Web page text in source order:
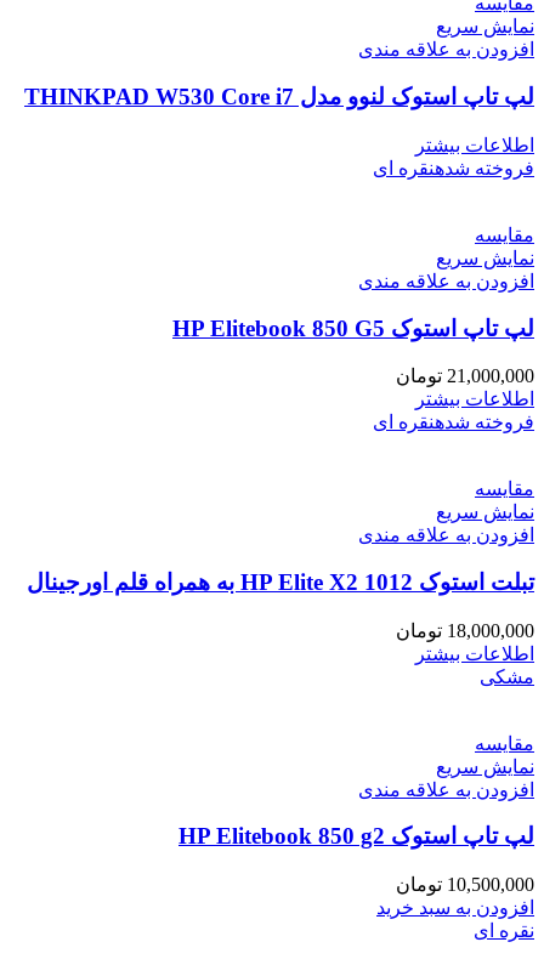
نمایش سریع
افزودن به علاقه مندی
لپ تاپ استوک لنوو مدل THINKPAD W530 Core i7
اطلاعات بیشتر
فروخته شدهنقره ای
مقايسه
نمایش سریع
افزودن به علاقه مندی
لپ تاپ استوک HP Elitebook 850 G5
21,000,000 تومان
اطلاعات بیشتر
فروخته شدهنقره ای
مقايسه
نمایش سریع
افزودن به علاقه مندی
تبلت استوک HP Elite X2 1012 به همراه قلم اورجینال
18,000,000 تومان
اطلاعات بیشتر
مشکی
مقايسه
نمایش سریع
افزودن به علاقه مندی
لپ تاپ استوک HP Elitebook 850 g2
10,500,000 تومان
افزودن به سبد خرید
نقره ای